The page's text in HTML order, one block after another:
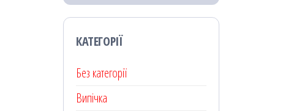
КАТЕГОРІЇ
Без категорії
Випічка